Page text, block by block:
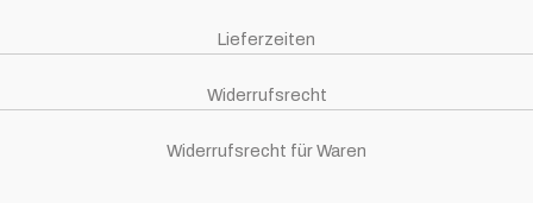
Lieferzeiten
Widerrufsrecht
Widerrufsrecht für Waren